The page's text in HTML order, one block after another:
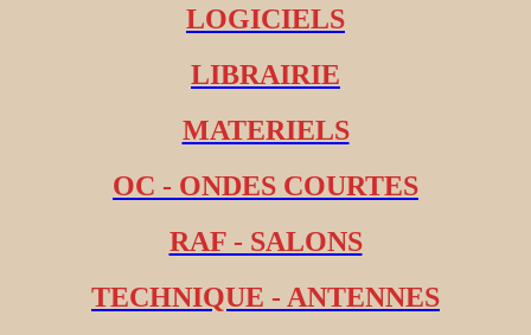
LOGICIELS
LIBRAIRIE
MATERIELS
OC - ONDES COURTES
RAF - SALONS
TECHNIQUE - ANTENNES